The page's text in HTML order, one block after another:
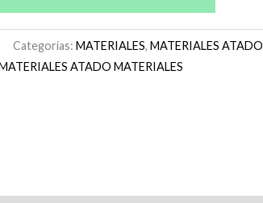
Categorías:MATERIALES,MATERIALES ATADO
ATADO MATERIALES